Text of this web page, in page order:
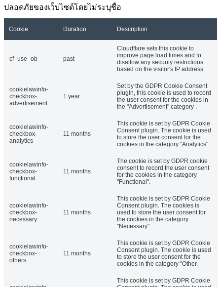
ปลอดภัยของเว็บไซต์โดยไม่ระบุชื่อ
Cookie Duration Description
cf_use_ob past
Cloudflare sets this cookie to
improve page load times and to
disallow any security restrictions
based on the visitor's IP address.
cookielawinfo-
checkbox-
advertisement
1 year
Set by the GDPR Cookie Consent
plugin, this cookie is used to record
the user consent for the cookies in
the "Advertisement" category .
cookielawinfo-
checkbox-
analytics
11 months
This cookie is set by GDPR Cookie
Consent plugin. The cookie is used
to store the user consent for the
cookies in the category "Analytics".
cookielawinfo-
checkbox-
functional
11 months
The cookie is set by GDPR cookie
consent to record the user consent
for the cookies in the category
"Functional".
cookielawinfo-
checkbox-
necessary
11 months
This cookie is set by GDPR Cookie
Consent plugin. The cookies is
used to store the user consent for
the cookies in the category
"Necessary".
cookielawinfo-
checkbox-
others
11 months
This cookie is set by GDPR Cookie
Consent plugin. The cookie is used
to store the user consent for the
cookies in the category "Other.
This cookie is set by GDPR Cookie